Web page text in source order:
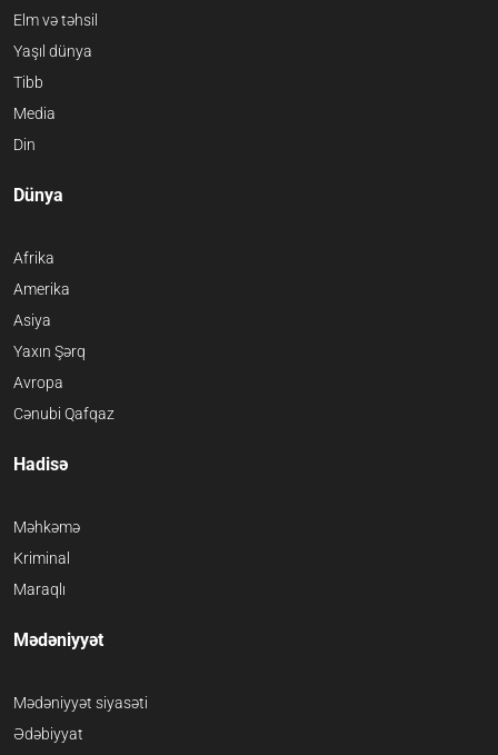
Elm və təhsil
Yaşıl dünya
Tibb
Media
Din
Dünya
Afrika
Amerika
Asiya
Yaxın Şərq
Avropa
Cənubi Qafqaz
Hadisə
Məhkəmə
Kriminal
Maraqlı
Mədəniyyət
Mədəniyyət siyasəti
Ədəbiyyat